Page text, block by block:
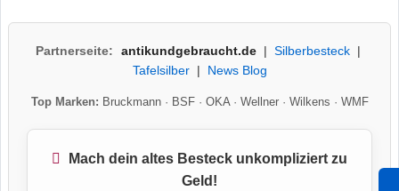
Partnerseite: antikundgebraucht.de| Silberbesteck|
Tafelsilber| News Blog
Top Marken: Bruckmann· BSF· OKA· Wellner· Wilkens · WMF
Mach dein altes Besteck unkompliziert zu
Geld!